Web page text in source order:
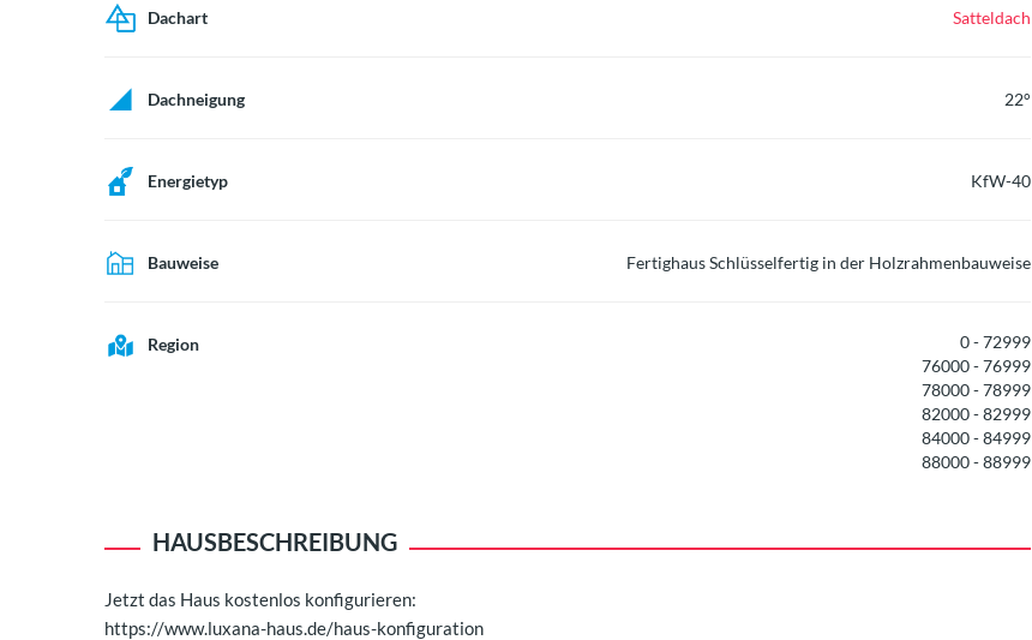
Dachart Satteldach
Dachneigung 22°
Energietyp KfW-40
Bauweise Fertighaus Schlüsselfertig in der Holzrahmenbauweise
Region
0 - 72999
76000 - 76999
78000 - 78999
82000 - 82999
84000 - 84999
88000 - 88999
HAUSBESCHREIBUNG
Jetzt das Haus kostenlos konfigurieren:
https://www.luxana-haus.de/haus-konfiguration